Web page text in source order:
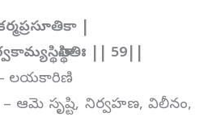
|
|| 59||
లయకారిణి
ఆమె సృష్టి, నిర్వహణ, విలీనం,